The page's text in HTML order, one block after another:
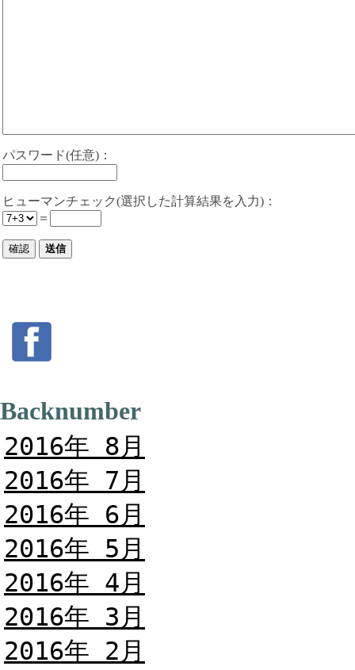
パスワード(任意)：
ヒューマンチェック(選択した計算結果を入力)：
＝
Backnumber
2016年 8月
2016年 7月
2016年 6月
2016年 5月
2016年 4月
2016年 3月
2016年 2月